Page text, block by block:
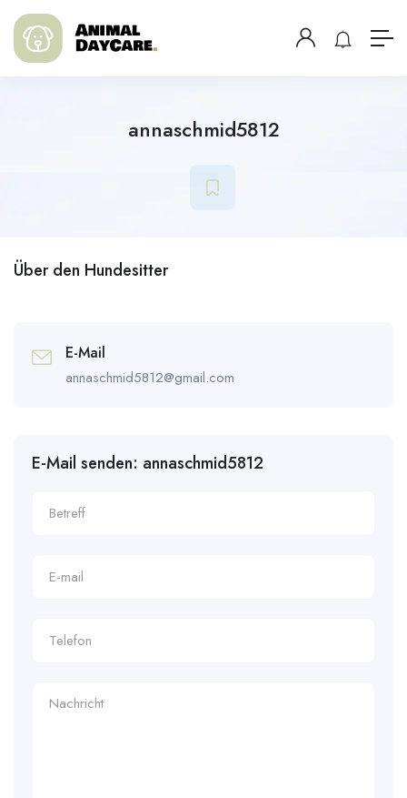
annaschmid5812
Über den Hundesitter
E-Mail
annaschmid5812@gmail.com
E-Mail senden: annaschmid5812